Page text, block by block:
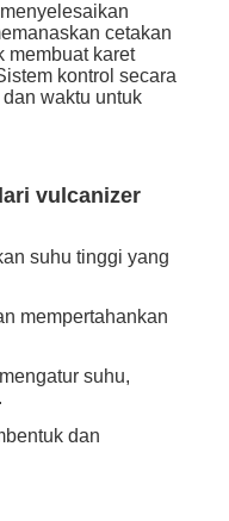
cetakan
membuat karet
kontrol secara
waktu untuk
vulcanizer
suhu tinggi yang
mempertahankan
suhu,
dan